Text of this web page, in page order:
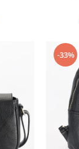
-33%